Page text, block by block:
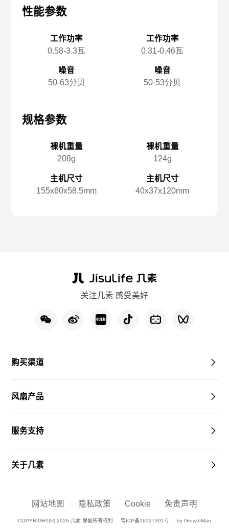
性能参数
工作功率
0.58-3.3瓦
噪音
50-63分贝
规格参数
裸机重量
208g
主机尺寸
155x️60x️58.5mm
工作功率
0.31-0.46瓦
噪音
50-53分贝
裸机重量
124g
主机尺寸
40x️37x️120mm
关注几素 感受美好
购买渠道
风扇产品
服务支持
关于几素
COPYRIGHT(©) 2026 几素 保留所有权利 粤ICP备16027391号 by GrowthMan
网站地图 隐私政策 Cookie 免责声明